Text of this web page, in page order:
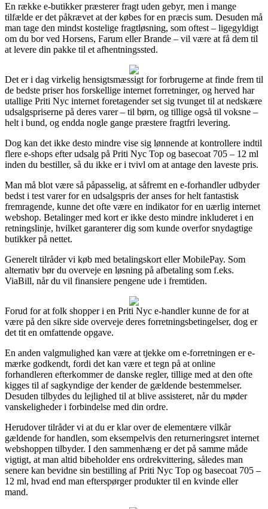
En række e-butikker præsterer fragt uden gebyr, men i mange
tilfælde er det påkrævet at der købes for en præcis sum. Desuden må
man tage den mindst kostelige fragtløsning, som oftest – ligegyldigt
om du bor ved Horsens, Farum eller Brande – vil være at få dem til
at levere din pakke til et afhentningssted.
Det er i dag virkelig hensigtsmæssigt for forbrugerne at finde frem til
de bedste priser hos forskellige internet forretninger, og herved har
utallige Priti Nyc internet foretagender set sig tvunget til at nedskære
udsalgspriserne på deres varer – til børn, og tillige også til voksne –
helt i bund, og endda nogle gange præstere fragtfri levering.
Dog kan det ikke desto mindre vise sig lønnende at kontrollere indtil
flere e-shops efter udsalg på Priti Nyc Top og basecoat 705 – 12 ml
inden du bestiller, så du ikke er i tvivl om at antage den laveste pris.
Man må blot være så påpasselig, at såfremt en e-forhandler udbyder
bedst i test varer for en udsalgspris der anses for helt fantastisk
fremragende, kunne det ofte være en indikator for en uærlig internet
webshop. Betalinger med kort er ikke desto mindre inkluderet i en
retningslinje, hvilket garanterer dig som kunde overfor snydagtige
butikker på nettet.
Generelt tilråder vi køb med betalingskort eller MobilePay. Som
alternativ bør du overveje en løsning på afbetaling som f.eks.
ViaBill, når du vil finansiere pengene ude i fremtiden.
Forud for at folk shopper i en Priti Nyc e-handler kunne de for at
være på den sikre side overveje deres forretningsbetingelser, dog er
det tit en omfattende opgave.
En anden valgmulighed kan være at tjekke om e-forretningen er e-
mærke godkendt, fordi det kan være et tegn på at online
forhandleren efterkommer de danske regler, tillige med at den ofte
kigges til af sagkyndige der kender de gældende bestemmelser.
Desuden tilbydes du lejlighed til at blive assisteret, når du møder
vanskeligheder i forbindelse med din ordre.
Herudover tilråder vi at du er klar over de elementære vilkår
gældende for handlen, som eksempelvis den returneringsret internet
webshoppen tilbyder. I den sammenhæng er det på samme måde
vigtigt, at man altid bibeholder ens ordrekvittering, således man
senere kan bevidne sin bestilling af Priti Nyc Top og basecoat 705 –
12 ml, hvad end man efterspørger produkter til en kvinde eller
mand.